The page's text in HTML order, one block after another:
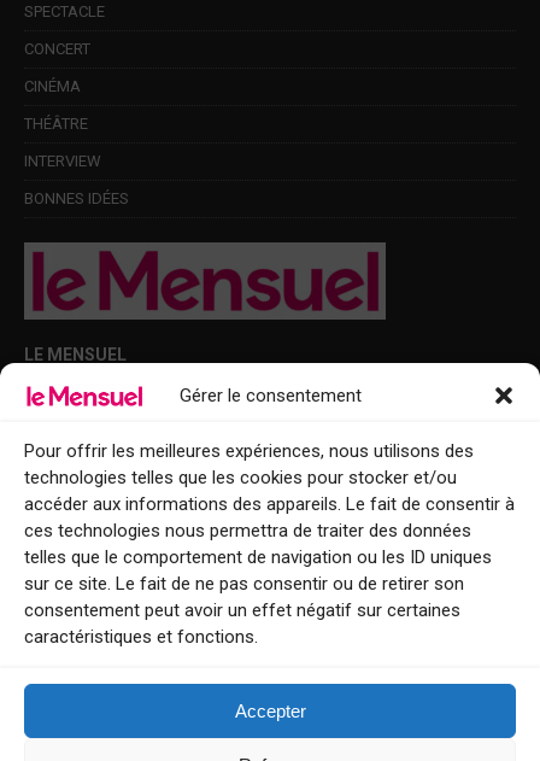
Gérer le consentement
Pour offrir les meilleures expériences, nous utilisons des
technologies telles que les cookies pour stocker et/ou
accéder aux informations des appareils. Le fait de consentir à
ces technologies nous permettra de traiter des données
telles que le comportement de navigation ou les ID uniques
sur ce site. Le fait de ne pas consentir ou de retirer son
consentement peut avoir un effet négatif sur certaines
caractéristiques et fonctions.
Accepter
SPECTACLE
CONCERT
CINÉMA
THÉÂTRE
INTERVIEW
BONNES IDÉES
LE MENSUEL
Points de diffusion Var et Alpes-Maritimes : oû trouver Le Mensuel ?
Le Mensuel en PDF : consultez le magazine en ligne
Qui sommes-nous ?
BFM Top Sorties
EVENT
Tourisme week-end : envie de vous évader le temps d’un week-end ou
Explorez nos bonnes adresses
Contact